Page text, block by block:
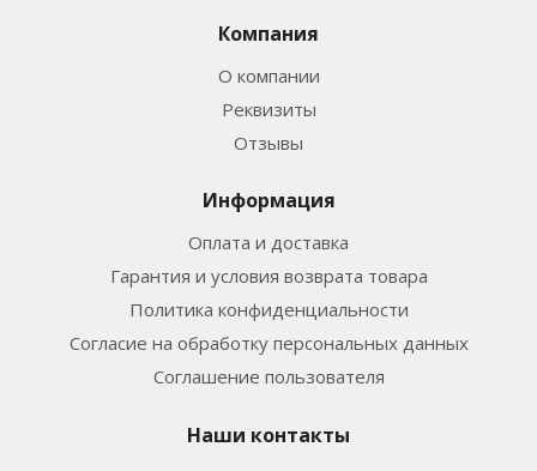
Компания
О компании
Реквизиты
Отзывы
Информация
Оплата и доставка
Гарантия и условия возврата товара
Политика конфиденциальности
Согласие на обработку персональных данных
Соглашение пользователя
Наши контакты